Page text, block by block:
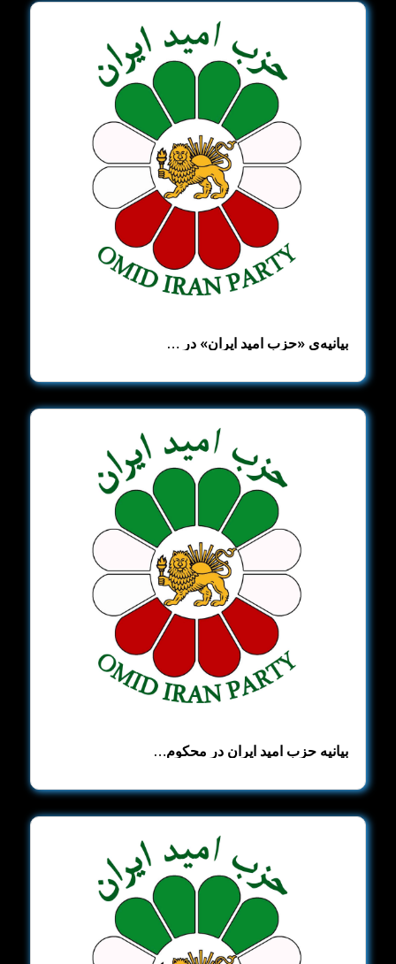
بیانیه‌ی «حزب امید ایران» در …
بیانیه حزب امید ایران در محکوم…